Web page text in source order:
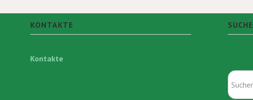
KONTAKTE
Kontakte
SUCHE
Suchen
...